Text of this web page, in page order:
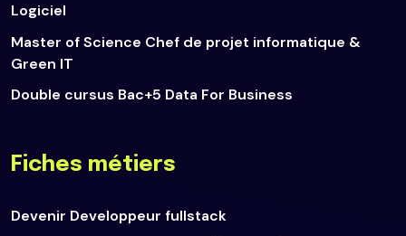
Logiciel
Master of Science Chef de projet informatique &
Green IT
Double cursus Bac+5 Data For Business
Fiches métiers
Devenir Developpeur fullstack